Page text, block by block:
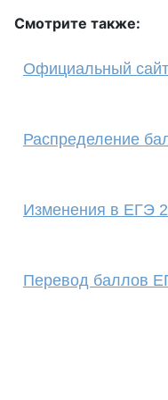
Смотрите также:
Официальный
Распределение
Изменения в ЕГЭ
Перевод баллов